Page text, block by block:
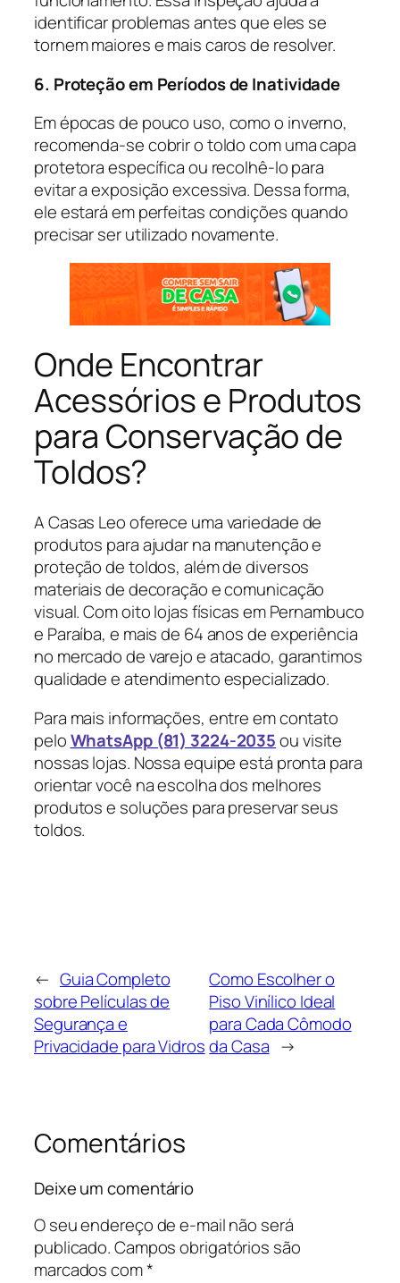
identificar problemas antes que eles se
tornem maiores e mais caros de resolver.
6. Proteção em Períodos de Inatividade
Em épocas de pouco uso, como o inverno,
recomenda-se cobrir o toldo com uma capa
protetora específica ou recolhê-lo para
evitar a exposição excessiva. Dessa forma,
ele estará em perfeitas condições quando
precisar ser utilizado novamente.
Onde Encontrar
Acessórios e Produtos
para Conservação de
Toldos?
A Casas Leo oferece uma variedade de
produtos para ajudar na manutenção e
proteção de toldos, além de diversos
materiais de decoração e comunicação
visual. Com oito lojas físicas em Pernambuco
e Paraíba, e mais de 64 anos de experiência
no mercado de varejo e atacado, garantimos
qualidade e atendimento especializado.
Para mais informações, entre em contato
peloWhatsApp (81) 3224-2035ou visite
nossas lojas. Nossa equipe está pronta para
orientar você na escolha dos melhores
produtos e soluções para preservar seus
toldos.
← Guia Completo
sobre Películas de
Segurança e
Privacidade para Vidros
Como Escolher o
Piso Vinílico Ideal
para Cada Cômodo
da Casa →
Comentários
Deixe um comentário
O seu endereço de e-mail não será
publicado.Campos obrigatórios são
marcados com*